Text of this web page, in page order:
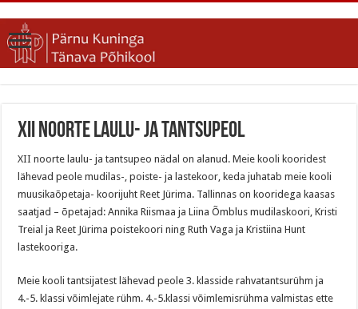
XII noorte laulu- ja tantsupeol
XII noorte laulu- ja tantsupeo nädal on alanud. Meie kooli kooridest
lähevad peole mudilas-, poiste- ja lastekoor, keda juhatab meie kooli
muusikaõpetaja- koorijuht Reet Jürima. Tallinnas on kooridega kaasas
saatjad – õpetajad: Annika Riismaa ja Liina Õmblus mudilaskoori, Kristi
Treial ja Reet Jürima poistekoori ning Ruth Vaga ja Kristiina Hunt
lastekooriga.
Meie kooli tantsijatest lähevad peole 3. klasside rahvatantsurühm ja
4.-5. klassi võimlejate rühm. 4.-5.klassi võimlemisrühma valmistas ette